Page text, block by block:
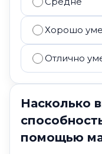
Хорошо
Отлично
Насколько
помощью